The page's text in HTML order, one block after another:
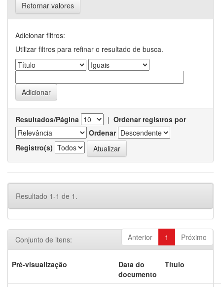
Retornar valores
Adicionar filtros:
Utilizar filtros para refinar o resultado de busca.
Resultados/Página | Ordenar registros por
Ordenar
Registro(s)
Resultado 1-1 de 1.
Anterior 1 Próximo
Conjunto de itens:
Pré-visualização
Data do
documento
Título